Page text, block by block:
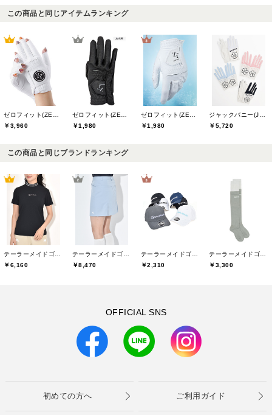
この商品と同じアイテムランキング
￥3,960
￥1,980
￥1,980
￥5,720
この商品と同じブランドランキング
￥6,160
￥8,470
￥2,310
￥3,300
OFFICIAL SNS
初めての方へ ご利用ガイド